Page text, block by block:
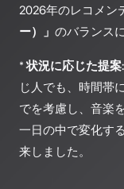
2026年のレコメン
ー）」 のバランス
*状況に応じた提案:
じ人でも、時間帯
でを考慮し、音楽
一日の中で変化す
来しました。